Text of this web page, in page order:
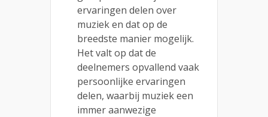
ervaringen delen over
muziek en dat op de
breedste manier mogelijk.
Het valt op dat de
deelnemers opvallend vaak
persoonlijke ervaringen
delen, waarbij muziek een
immer aanwezige